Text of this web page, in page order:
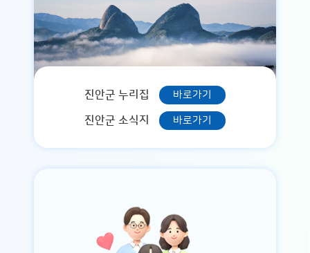
진안군 누리집 바로가기
진안군 소식지 바로가기